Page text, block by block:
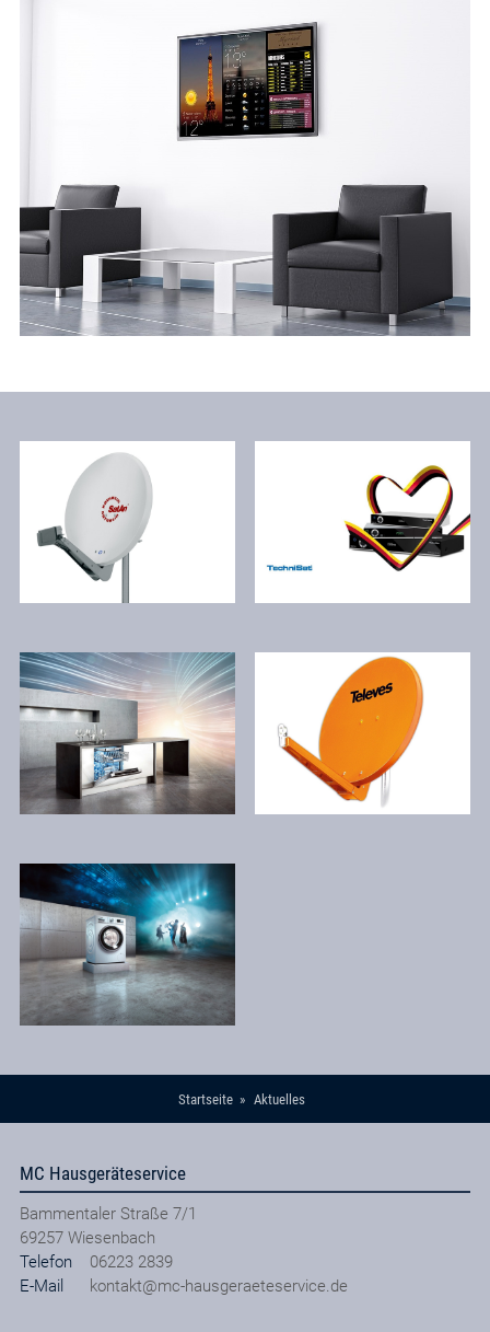
Startseite Aktuelles
MC Hausgeräteservice
Bammentaler Straße 7/1
69257 Wiesenbach
Telefon
06223 2839
E-Mail
kontakt@mc-hausgeraeteservice.de